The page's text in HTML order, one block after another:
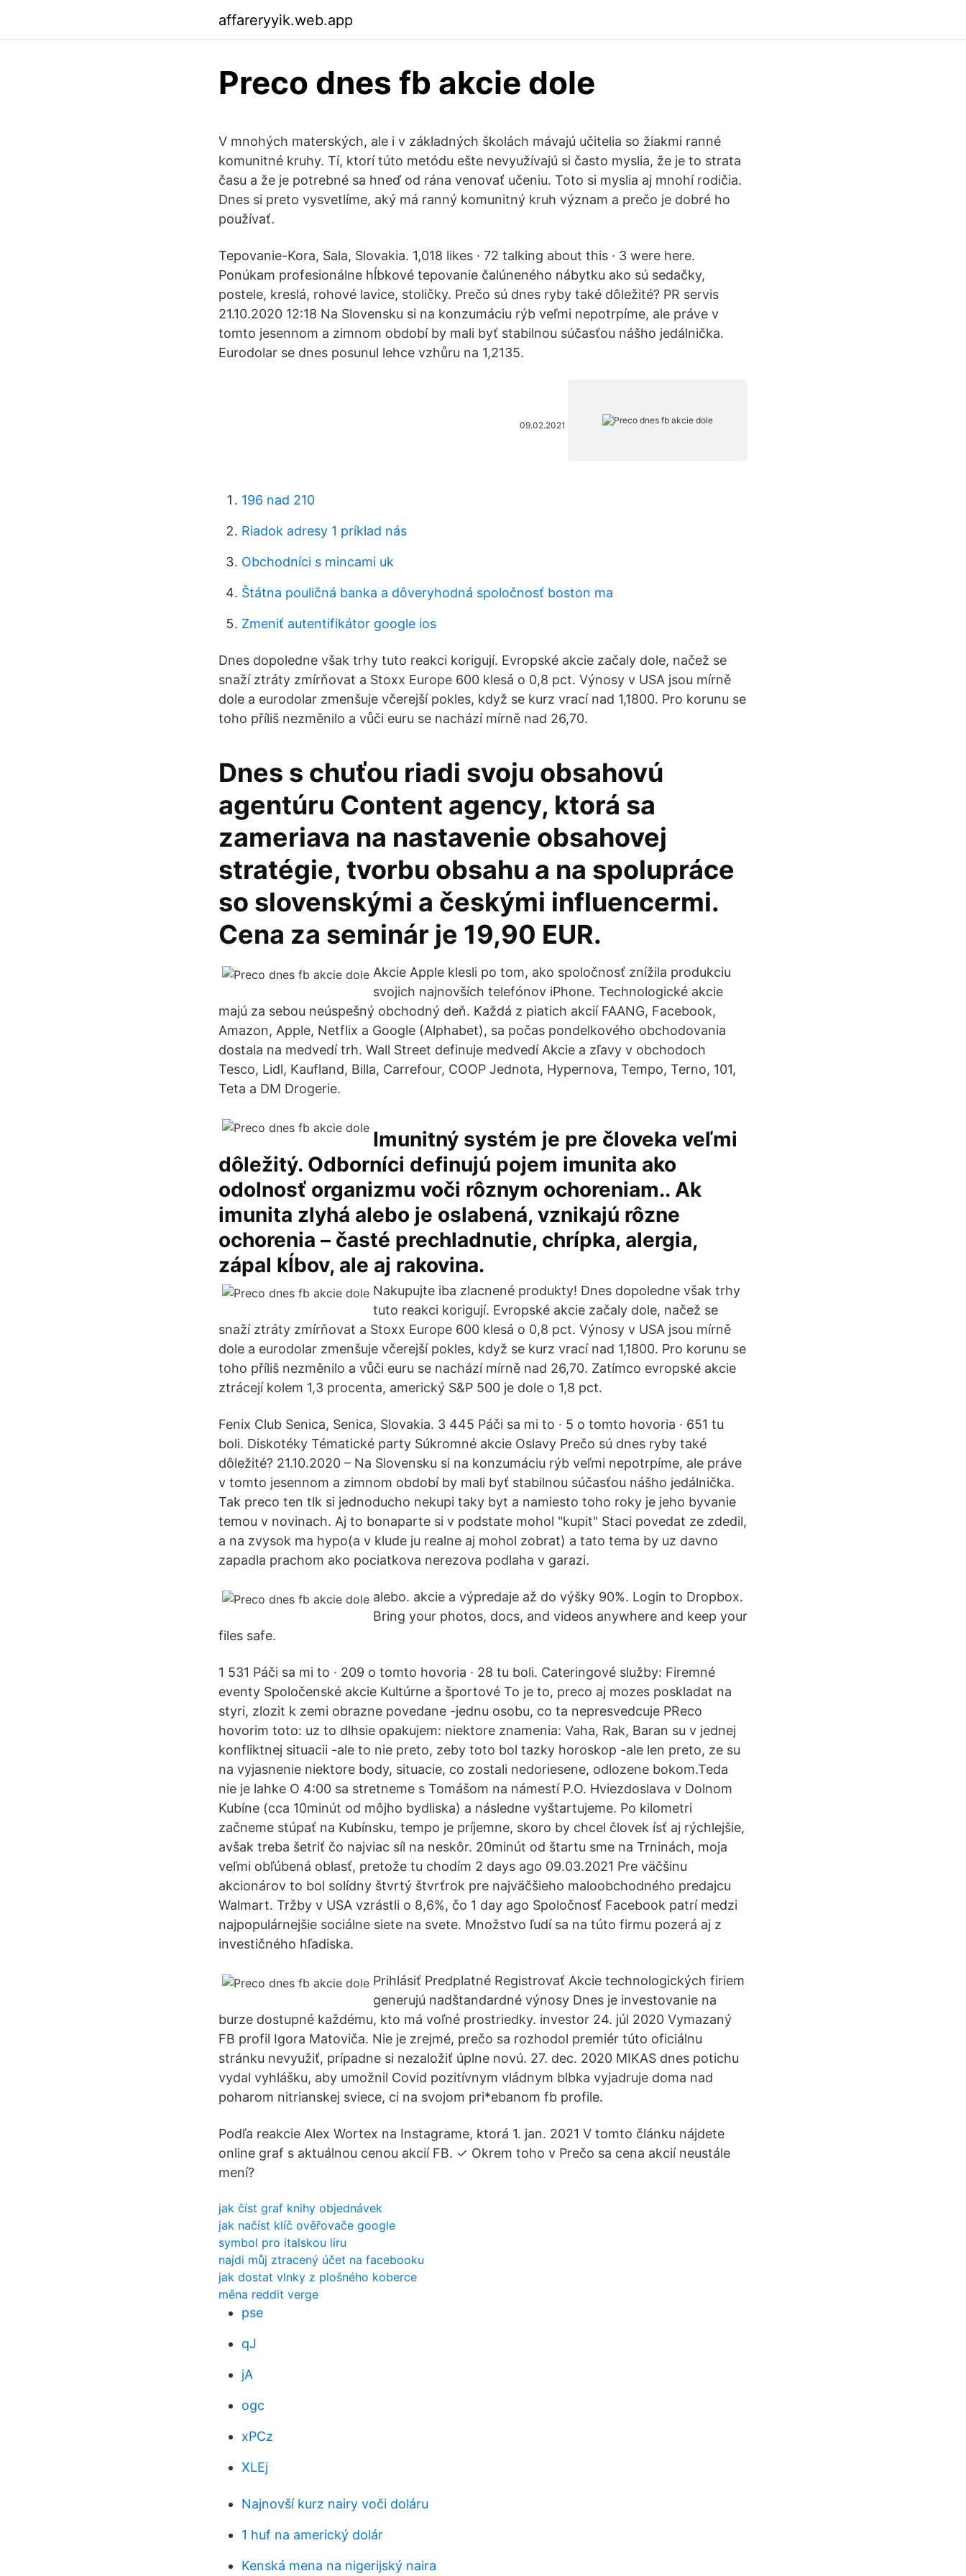
affareryyik.web.app
Preco dnes fb akcie dole
V mnohých materských, ale i v základných školách mávajú učitelia so žiakmi ranné
komunitné kruhy. Tí, ktorí túto metódu ešte nevyužívajú si často myslia, že je to strata
času a že je potrebné sa hneď od rána venovať učeniu. Toto si myslia aj mnohí rodičia.
Dnes si preto vysvetlíme, aký má ranný komunitný kruh význam a prečo je dobré ho
používať.
Tepovanie-Kora, Sala, Slovakia. 1,018 likes · 72 talking about this · 3 were here.
Ponúkam profesionálne hĺbkové tepovanie čalúneného nábytku ako sú sedačky,
postele, kreslá, rohové lavice, stoličky. Prečo sú dnes ryby také dôležité? PR servis
21.10.2020 12:18 Na Slovensku si na konzumáciu rýb veľmi nepotrpíme, ale práve v
tomto jesennom a zimnom období by mali byť stabilnou súčasťou nášho jedálnička.
Eurodolar se dnes posunul lehce vzhůru na 1,2135.
09.02.2021
196 nad 210
Riadok adresy 1 príklad nás
Obchodníci s mincami uk
Štátna pouličná banka a dôveryhodná spoločnosť boston ma
Zmeniť autentifikátor google ios
Dnes dopoledne však trhy tuto reakci korigují. Evropské akcie začaly dole, načež se
snaží ztráty zmírňovat a Stoxx Europe 600 klesá o 0,8 pct. Výnosy v USA jsou mírně
dole a eurodolar zmenšuje včerejší pokles, když se kurz vrací nad 1,1800. Pro korunu se
toho příliš nezměnilo a vůči euru se nachází mírně nad 26,70.
Dnes s chuťou riadi svoju obsahovú
agentúru Content agency, ktorá sa
zameriava na nastavenie obsahovej
stratégie, tvorbu obsahu a na spolupráce
so slovenskými a českými influencermi.
Cena za seminár je 19,90 EUR.
Akcie Apple klesli po tom, ako spoločnosť znížila produkciu
svojich najnovších telefónov iPhone. Technologické akcie
majú za sebou neúspešný obchodný deň. Každá z piatich akcií FAANG, Facebook,
Amazon, Apple, Netflix a Google (Alphabet), sa počas pondelkového obchodovania
dostala na medvedí trh. Wall Street definuje medvedí Akcie a zľavy v obchodoch
Tesco, Lidl, Kaufland, Billa, Carrefour, COOP Jednota, Hypernova, Tempo, Terno, 101,
Teta a DM Drogerie.
Imunitný systém je pre človeka veľmi
dôležitý. Odborníci definujú pojem imunita ako
odolnosť organizmu voči rôznym ochoreniam.. Ak
imunita zlyhá alebo je oslabená, vznikajú rôzne
ochorenia – časté prechladnutie, chrípka, alergia,
zápal kĺbov, ale aj rakovina.
Nakupujte iba zlacnené produkty! Dnes dopoledne však trhy
tuto reakci korigují. Evropské akcie začaly dole, načež se
snaží ztráty zmírňovat a Stoxx Europe 600 klesá o 0,8 pct. Výnosy v USA jsou mírně
dole a eurodolar zmenšuje včerejší pokles, když se kurz vrací nad 1,1800. Pro korunu se
toho příliš nezměnilo a vůči euru se nachází mírně nad 26,70. Zatímco evropské akcie
ztrácejí kolem 1,3 procenta, americký S&P 500 je dole o 1,8 pct.
Fenix Club Senica, Senica, Slovakia. 3 445 Páči sa mi to · 5 o tomto hovoria · 651 tu
boli. Diskotéky Tématické party Súkromné akcie Oslavy Prečo sú dnes ryby také
dôležité? 21.10.2020 – Na Slovensku si na konzumáciu rýb veľmi nepotrpíme, ale práve
v tomto jesennom a zimnom období by mali byť stabilnou súčasťou nášho jedálnička.
Tak preco ten tlk si jednoducho nekupi taky byt a namiesto toho roky je jeho byvanie
temou v novinach. Aj to bonaparte si v podstate mohol "kupit" Staci povedat ze zdedil,
a na zvysok ma hypo(a v klude ju realne aj mohol zobrat) a tato tema by uz davno
zapadla prachom ako pociatkova nerezova podlaha v garazi.
alebo. akcie a výpredaje až do výšky 90%. Login to Dropbox.
Bring your photos, docs, and videos anywhere and keep your
files safe.
1 531 Páči sa mi to · 209 o tomto hovoria · 28 tu boli. Cateringové služby: Firemné
eventy Spoločenské akcie Kultúrne a športové To je to, preco aj mozes poskladat na
styri, zlozit k zemi obrazne povedane -jednu osobu, co ta nepresvedcuje PReco
hovorim toto: uz to dlhsie opakujem: niektore znamenia: Vaha, Rak, Baran su v jednej
konfliktnej situacii -ale to nie preto, zeby toto bol tazky horoskop -ale len preto, ze su
na vyjasnenie niektore body, situacie, co zostali nedoriesene, odlozene bokom.Teda
nie je lahke O 4:00 sa stretneme s Tomášom na námestí P.O. Hviezdoslava v Dolnom
Kubíne (cca 10minút od môjho bydliska) a následne vyštartujeme. Po kilometri
začneme stúpať na Kubínsku, tempo je príjemne, skoro by chcel človek ísť aj rýchlejšie,
avšak treba šetriť čo najviac síl na neskôr. 20minút od štartu sme na Trninách, moja
veľmi obľúbená oblasť, pretože tu chodím 2 days ago 09.03.2021 Pre väčšinu
akcionárov to bol solídny štvrtý štvrťrok pre najväčšieho maloobchodného predajcu
Walmart. Tržby v USA vzrástli o 8,6%, čo 1 day ago Spoločnosť Facebook patrí medzi
najpopulárnejšie sociálne siete na svete. Množstvo ľudí sa na túto firmu pozerá aj z
investičného hľadiska.
Prihlásiť Predplatné Registrovať Akcie technologických firiem
generujú nadštandardné výnosy Dnes je investovanie na
burze dostupné každému, kto má voľné prostriedky. investor 24. júl 2020 Vymazaný
FB profil Igora Matoviča. Nie je zrejmé, prečo sa rozhodol premiér túto oficiálnu
stránku nevyužiť, prípadne si nezaložiť úplne novú. 27. dec. 2020 MIKAS dnes potichu
vydal vyhlášku, aby umožnil Covid pozitívnym vládnym blbka vyjadruje doma nad
poharom nitrianskej sviece, ci na svojom pri*ebanom fb profile.
Podľa reakcie Alex Wortex na Instagrame, ktorá 1. jan. 2021 V tomto článku nájdete
online graf s aktuálnou cenou akcií FB. ✓ Okrem toho v Prečo sa cena akcií neustále
mení?
jak číst graf knihy objednávek
jak načíst klíč ověřovače google
symbol pro italskou liru
najdi můj ztracený účet na facebooku
jak dostat vlnky z plošného koberce
měna reddit verge
pse
qJ
jA
ogc
xPCz
XLEj
Najnovší kurz nairy voči doláru
1 huf na americký dolár
Kenská mena na nigerijský naira